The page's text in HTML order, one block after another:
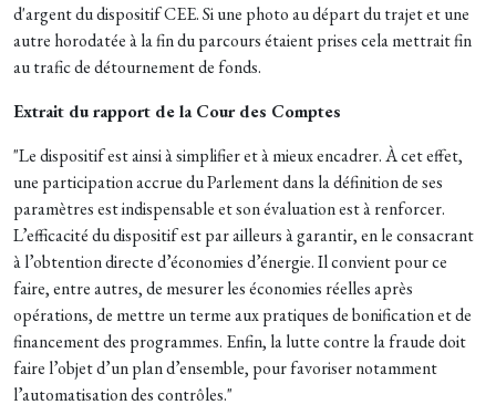
d'argent du dispositif CEE. Si une photo au départ du trajet et une
autre horodatée à la fin du parcours étaient prises cela mettrait fin
au trafic de détournement de fonds.
Extrait du rapport de la Cour des Comptes
"Le dispositif est ainsi à simplifier et à mieux encadrer. À cet effet,
une participation accrue du Parlement dans la définition de ses
paramètres est indispensable et son évaluation est à renforcer.
L’efficacité du dispositif est par ailleurs à garantir, en le consacrant
à l’obtention directe d’économies d’énergie. Il convient pour ce
faire, entre autres, de mesurer les économies réelles après
opérations, de mettre un terme aux pratiques de bonification et de
financement des programmes. Enfin, la lutte contre la fraude doit
faire l’objet d’un plan d’ensemble, pour favoriser notamment
l’automatisation des contrôles."